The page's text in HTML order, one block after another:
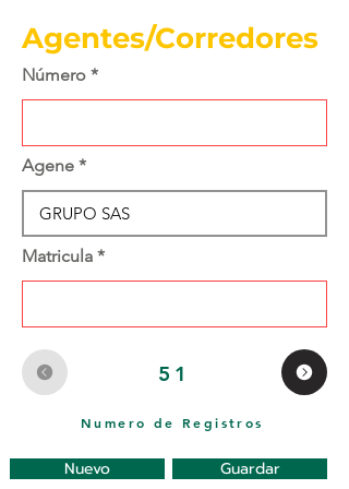
Agentes/Corredores
Número
Agene
Matricula
51
Numero de Registros
Nuevo Guardar